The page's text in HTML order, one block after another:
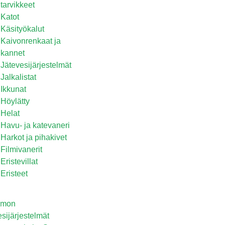
tarvikkeet
Katot
Käsityökalut
Kaivonrenkaat ja
kannet
Jätevesijärjestelmät
Jalkalistat
Ikkunat
Höylätty
Helat
Havu- ja katevaneri
Harkot ja pihakivet
Filmivanerit
Eristevillat
Eristeet